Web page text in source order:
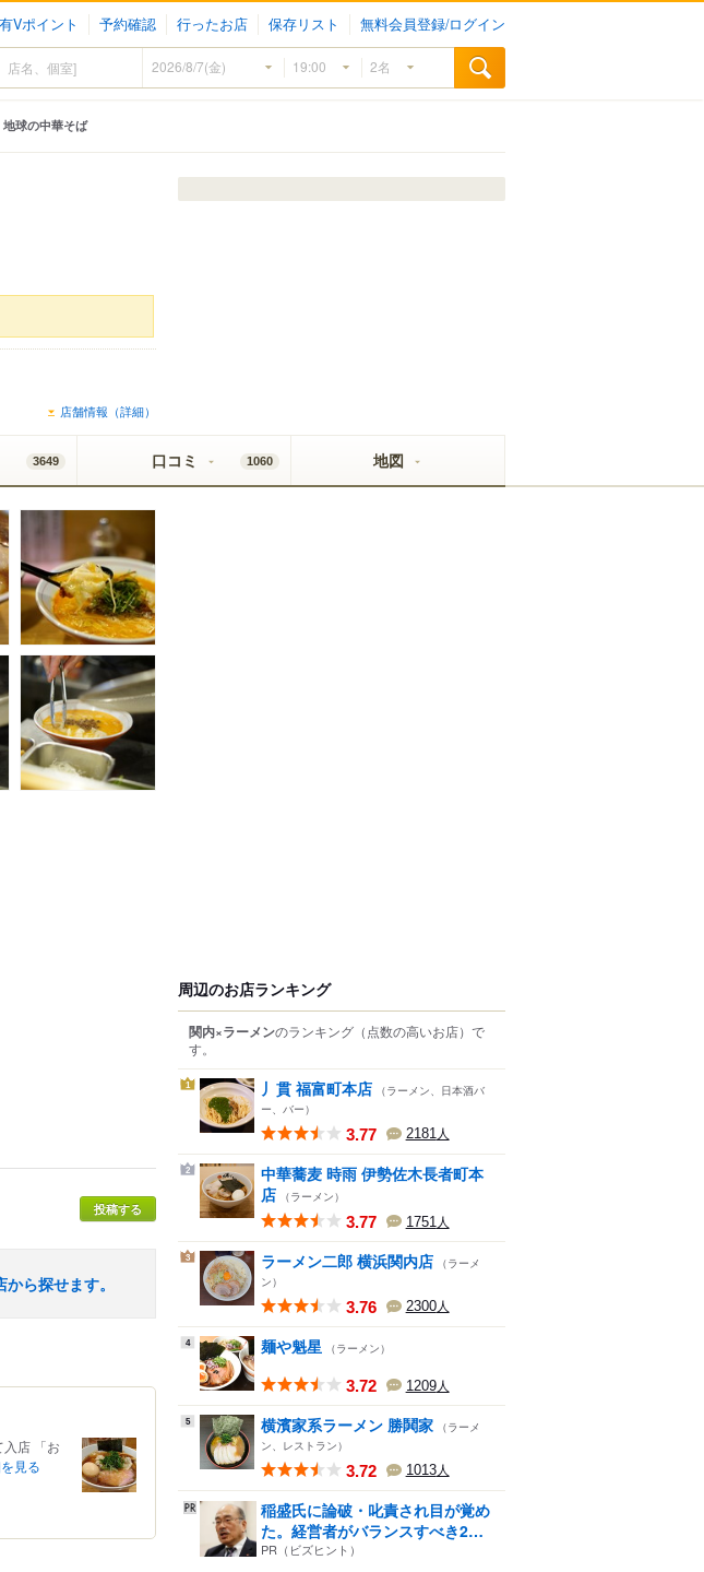
Vポイント 予約確認 行ったお店 保存リスト 無料会員登録/ログイン
地球の中華そば
店舗情報（詳細）
3649 口コミ 1060 地図
投稿する
ら探せます。
店 「お
見る
周辺のお店ランキング
関内×ラーメンのランキング （点数の高いお店） で
す。
1 丿貫 福富町本店 （ラーメン、日本酒バ
ー、バー）
3.77 2181人
2
中華蕎麦 時雨 伊勢佐木長者町本
店 （ラーメン）
3.77 1751 人
3 ラーメン二郎 横浜関内店 （ラーメ
ン）
3.76 2300人
4 麺や魁星 （ラーメン）
3.72 1209人
5 横濱家系ラーメン 勝鬨家 （ラーメ
ン、レストラン）
3.72 1013人
稲盛氏に論破・叱責され目が覚め
た。経営者がバランスすべき2
つ...
PR（ビズヒント）